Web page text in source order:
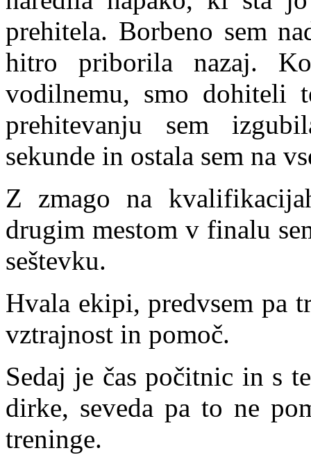
prehitela. Borbeno sem
hitro priborila nazaj.
vodilnemu, smo dohiteli
prehitevanju sem
sekunde in ostala sem na
Z zmago na
drugim mestom v finalu
seštevku.
Hvala ekipi, predvsem pa
vztrajnost in pomoč.
Sedaj je čas počitnic in s
dirke, seveda pa to ne
treninge.